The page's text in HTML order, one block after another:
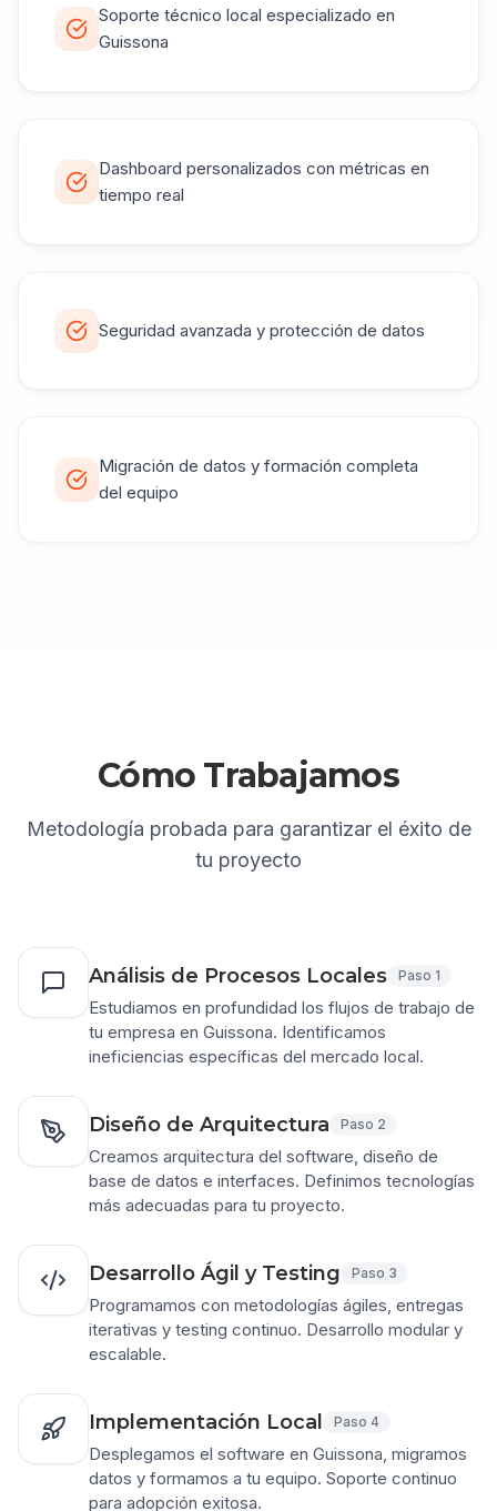
Soporte técnico local especializado en
Guissona
Dashboard personalizados con métricas en
tiempo real
Seguridad avanzada y protección de datos
Migración de datos y formación completa
del equipo
Cómo Trabajamos
Metodología probada para garantizar el éxito de
tu proyecto
Análisis de Procesos Locales Paso 1
Estudiamos en profundidad los flujos de trabajo de
tu empresa en Guissona. Identificamos
ineficiencias específicas del mercado local.
Diseño de Arquitectura Paso 2
Creamos arquitectura del software, diseño de
base de datos e interfaces. Definimos tecnologías
más adecuadas para tu proyecto.
Desarrollo Ágil y Testing Paso 3
Programamos con metodologías ágiles, entregas
iterativas y testing continuo. Desarrollo modular y
escalable.
Implementación Local Paso 4
Desplegamos el software en Guissona, migramos
datos y formamos a tu equipo. Soporte continuo
para adopción exitosa.